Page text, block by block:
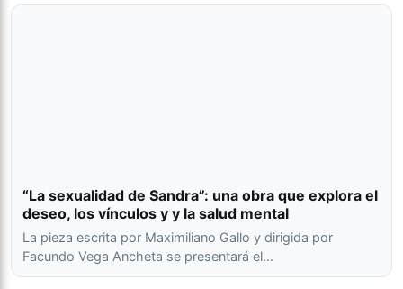
“La sexualidad de Sandra”: una obra que explora el
deseo, los vínculos y y la salud mental
La pieza escrita por Maximiliano Gallo y dirigida por
Facundo Vega Ancheta se presentará el…